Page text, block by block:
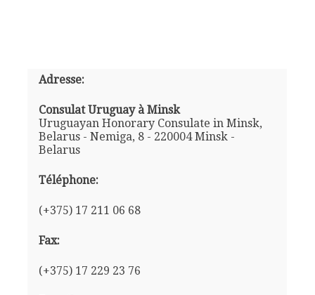
Adresse:
Consulat Uruguay à Minsk
Uruguayan Honorary Consulate in Minsk,
Belarus - Nemiga, 8 - 220004 Minsk -
Belarus
Téléphone:
(+375) 17 211 06 68
Fax:
(+375) 17 229 23 76